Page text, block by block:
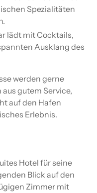
Spezialitäten
lädt mit Cocktails,
Ausklang des
werden gerne
gutem Service,
auf den Hafen
Erlebnis.
Hotel für seine
Blick auf den
Zimmer mit